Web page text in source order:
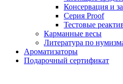
Консервация и
Серия Proof
Тестовые
Карманные весы
Литература по
Ароматизаторы
Подарочный сертификат